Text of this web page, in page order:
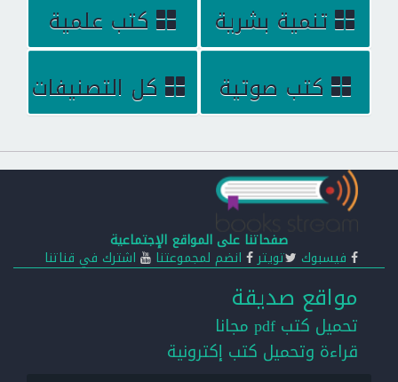
تنمية بشرية
كتب علمية
كتب صوتية
كل التصنيفات
صفحاتنا على المواقع الإجتماعية
فيسبوك تويتر انضم لمجموعتنا اشترك في قناتنا
مواقع صديقة
تحميل كتب pdf مجانا
قراءة وتحميل كتب إكترونية